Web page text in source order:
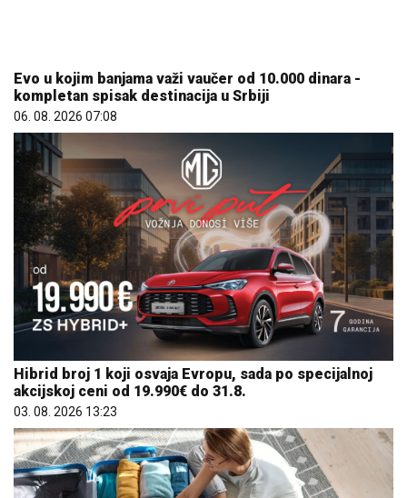
06. 08. 2026 07:08
Hibrid broj 1 koji osvaja Evropu, sada po specijalnoj
akcijskoj ceni od 19.990€ do 31.8.
03. 08. 2026 13:23